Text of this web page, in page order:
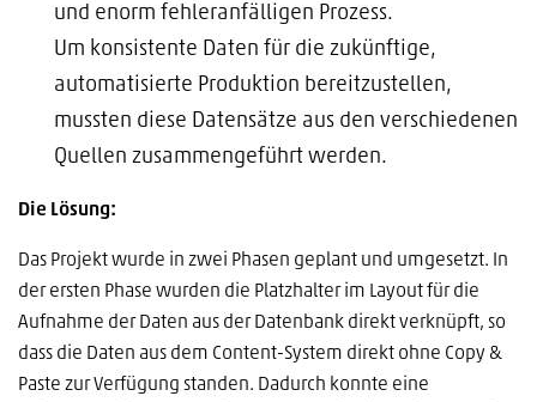
und enorm fehleranfälligen Prozess.
Um konsistente Daten für die zukünftige,
automatisierte Produktion bereitzustellen,
mussten diese Datensätze aus den verschiedenen
Quellen zusammengeführt werden.
Die Lösung:
Das Projekt wurde in zwei Phasen geplant und umgesetzt. In
der ersten Phase wurden die Platzhalter im Layout für die
Aufnahme der Daten aus der Datenbank direkt verknüpft, so
dass die Daten aus dem Content-System direkt ohne Copy &
Paste zur Verfügung standen. Dadurch konnte eine